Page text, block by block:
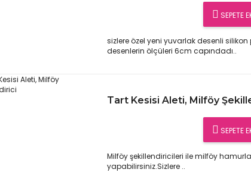
SEPETE
sizlere özel yeni yuvarlak desenli silikon
desenlerin ölçüleri 6cm capındadı..
Tart Kesisi Aleti, Milföy
SEPETE
Milföy şekillendiricileri ile milföy
yapabilirsiniz.Sizlere ..